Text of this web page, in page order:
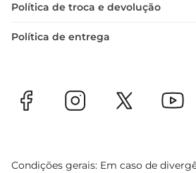
Política de troca e devolução
Política de entrega
Condições gerais: Em caso de